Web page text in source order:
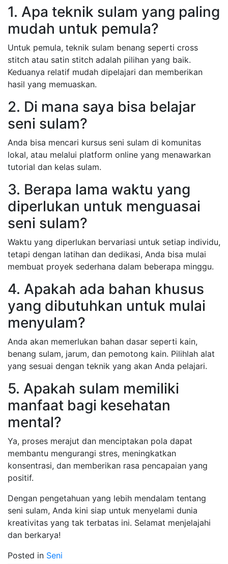
1. Apa teknik sulam yang paling
mudah untuk pemula?
Untuk pemula, teknik sulam benang seperti cross
stitch atau satin stitch adalah pilihan yang baik.
Keduanya relatif mudah dipelajari dan memberikan
hasil yang memuaskan.
2. Di mana saya bisa belajar
seni sulam?
Anda bisa mencari kursus seni sulam di komunitas
lokal, atau melalui platform online yang menawarkan
tutorial dan kelas sulam.
3. Berapa lama waktu yang
diperlukan untuk menguasai
seni sulam?
Waktu yang diperlukan bervariasi untuk setiap individu,
tetapi dengan latihan dan dedikasi, Anda bisa mulai
membuat proyek sederhana dalam beberapa minggu.
4. Apakah ada bahan khusus
yang dibutuhkan untuk mulai
menyulam?
Anda akan memerlukan bahan dasar seperti kain,
benang sulam, jarum, dan pemotong kain. Pilihlah alat
yang sesuai dengan teknik yang akan Anda pelajari.
5. Apakah sulam memiliki
manfaat bagi kesehatan
mental?
Ya, proses merajut dan menciptakan pola dapat
membantu mengurangi stres, meningkatkan
konsentrasi, dan memberikan rasa pencapaian yang
positif.
Dengan pengetahuan yang lebih mendalam tentang
seni sulam, Anda kini siap untuk menyelami dunia
kreativitas yang tak terbatas ini. Selamat menjelajahi
dan berkarya!
Posted in Seni